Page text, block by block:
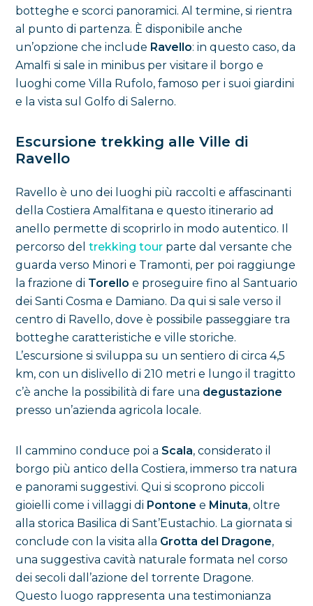
botteghe e scorci panoramici. Al termine, si rientra
al punto di partenza. È disponibile anche
un’opzione che include Ravello: in questo caso, da
Amalfi si sale in minibus per visitare il borgo e
luoghi come Villa Rufolo, famoso per i suoi giardini
e la vista sul Golfo di Salerno.
Escursione trekking alle Ville di
Ravello
Ravello è uno dei luoghi più raccolti e affascinanti
della Costiera Amalfitana e questo itinerario ad
anello permette di scoprirlo in modo autentico. Il
percorso del trekking tour parte dal versante che
guarda verso Minori e Tramonti, per poi raggiunge
la frazione di Torello e proseguire fino al Santuario
dei Santi Cosma e Damiano. Da qui si sale verso il
centro di Ravello, dove è possibile passeggiare tra
botteghe caratteristiche e ville storiche.
L’escursione si sviluppa su un sentiero di circa 4,5
km, con un dislivello di 210 metri e lungo il tragitto
c’è anche la possibilità di fare una degustazione
presso un’azienda agricola locale.
Il cammino conduce poi a Scala, considerato il
borgo più antico della Costiera, immerso tra natura
e panorami suggestivi. Qui si scoprono piccoli
gioielli come i villaggi di Pontone e Minuta, oltre
alla storica Basilica di Sant’Eustachio. La giornata si
conclude con la visita alla Grotta del Dragone,
una suggestiva cavità naturale formata nel corso
dei secoli dall’azione del torrente Dragone.
Questo luogo rappresenta una testimonianza